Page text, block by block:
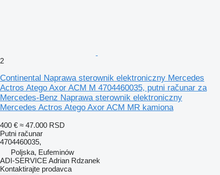
2
Continental Naprawa sterownik elektroniczny Mercedes
Actros Atego Axor ACM M 4704460035, putni računar za
Mercedes-Benz Naprawa sterownik elektroniczny
Mercedes Actros Atego Axor ACM MR kamiona
400 € ≈ 47.000 RSD
Putni računar
4704460035,
Poljska, Eufeminów
ADI-SERVICE Adrian Rdzanek
Kontaktirajte prodavca